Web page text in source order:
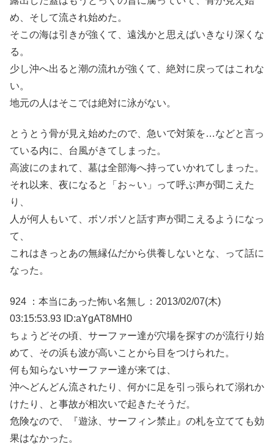
め、そして流され始めた。
そこの海は引きが強くて、遠浅かと思えばいきなり深くな
る。
少し沖へ出ると潮の流れが強くて、絶対に戻ってはこれな
い。
地元の人はそこでは絶対に泳がない。
とうとう骨が見え始めたので、急いで対策を…などと言っ
ている内に、台風がきてしまった。
高波にのまれて、墓は全部海へ持っていかれてしまった。
それ以来、夜になると「お～い」って呼ぶ声が聞こえた
り、
人が何人もいて、ボソボソと話す声が聞こえるようになっ
て、
これはきっとあの無縁仏だから供養しないとな、って話に
なった。
924 ：本当にあった怖い名無し：2013/02/07(木)
03:15:53.93 ID:aYgAT8MH0
ちょうどその頃、サーファー達が穴場を探すのが流行り始
めて、その浜も波が高いことから目をつけられた。
何も知らないサーファー達が来ては、
沖へどんどん流されたり、何かに足を引っ張られて溺れか
けたり、と事故が相次いで起きたそうだ。
危険なので、『遊泳、サーフィン禁止』の札を立てても効
果はなかった。